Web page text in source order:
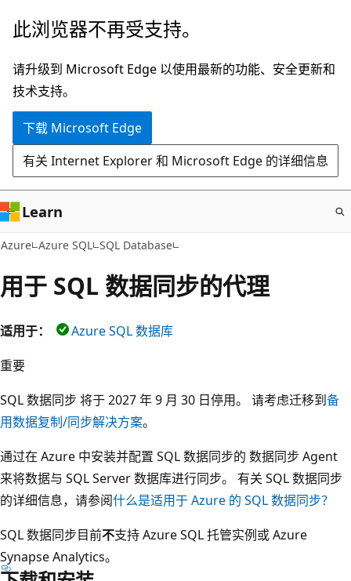
跳
主
要
内
此浏览器不再受支持。
请升级到 Microsoft Edge 以使用最新的功能、安全更新和
技术支持。
下载 Microsoft Edge
有关 Internet Explorer 和 Microsoft Edge 的详细信息
Learn
Azure Azure SQL SQL Database
用于 SQL 数据同步的代理
适用于：
Azure SQL 数据库
重要
SQL 数据同步 将于 2027 年 9 月 30 日停用。 请考虑迁移到备
用数据复制/同步解决方案。
通过在 Azure 中安装并配置 SQL 数据同步的 数据同步 Agent
来将数据与 SQL Server 数据库进行同步。 有关 SQL 数据同步
的详细信息，请参阅什么是适用于 Azure 的 SQL 数据同步？
SQL 数据同步目前不支持 Azure SQL 托管实例或 Azure
Synapse Analytics。